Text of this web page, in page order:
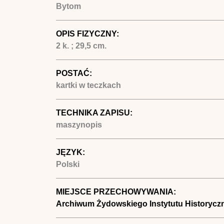
Bytom
OPIS FIZYCZNY:
2 k. ; 29,5 cm.
POSTAĆ:
kartki w teczkach
TECHNIKA ZAPISU:
maszynopis
JĘZYK:
Polski
MIEJSCE PRZECHOWYWANIA:
Archiwum Żydowskiego Instytutu